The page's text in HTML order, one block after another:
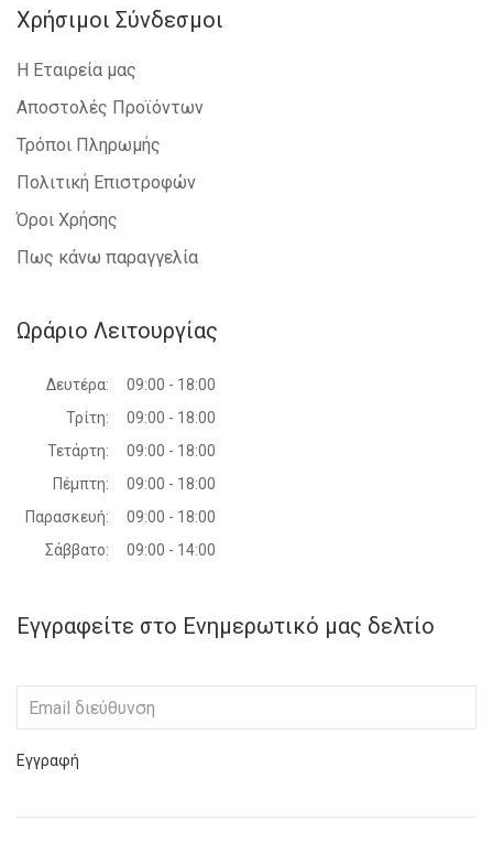
Χρήσιμοι Σύνδεσμοι
Η Εταιρεία μας
Αποστολές Προϊόντων
Τρόποι Πληρωμής
Πολιτική Επιστροφών
Όροι Χρήσης
Πως κάνω παραγγελία
Ωράριο Λειτουργίας
Δευτέρα:
09:00 - 18:00
Τρίτη:
09:00 - 18:00
Τετάρτη:
09:00 - 18:00
Πέμπτη:
09:00 - 18:00
Παρασκευή:
09:00 - 18:00
Σάββατο:
09:00 - 14:00
Εγγραφείτε στο Ενημερωτικό μας δελτίο
Εγγραφή